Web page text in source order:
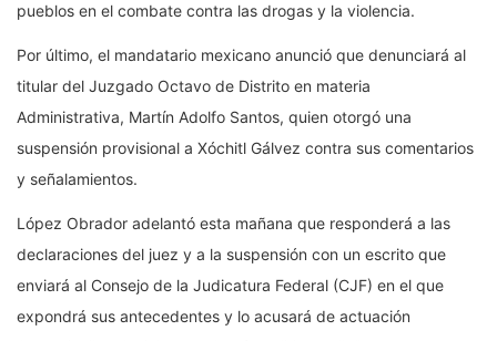
pueblos en el combate contra las drogas y la violencia.
Por último, el mandatario mexicano anunció que denunciará al
titular del Juzgado Octavo de Distrito en materia
Administrativa, Martín Adolfo Santos, quien otorgó una
suspensión provisional a Xóchitl Gálvez contra sus comentarios
y señalamientos.
López Obrador adelantó esta mañana que responderá a las
declaraciones del juez y a la suspensión con un escrito que
enviará al Consejo de la Judicatura Federal (CJF) en el que
expondrá sus antecedentes y lo acusará de actuación